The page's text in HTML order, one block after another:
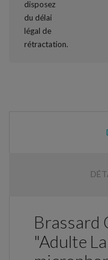
Brassard
"Adulte